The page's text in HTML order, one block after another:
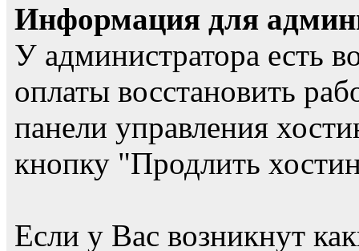
Информация для
У администратора есть
оплаты восстановить
панели управления
кнопку "Продлить
Если у Вас возникнут